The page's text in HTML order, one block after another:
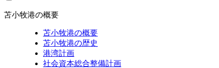
苫小牧港の概要
苫小牧港の概要
苫小牧港の歴史
港湾計画
社会資本総合整備計画